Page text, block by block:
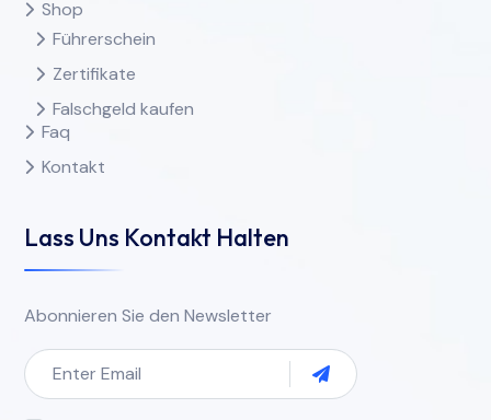
Shop
Führerschein
Zertifikate
Falschgeld kaufen
Faq
Kontakt
Lass Uns Kontakt Halten
Abonnieren Sie den Newsletter